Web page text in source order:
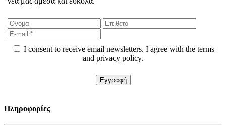
I consent to receive email newsletters. I agree with the terms
and privacy policy.
Πληροφορίες